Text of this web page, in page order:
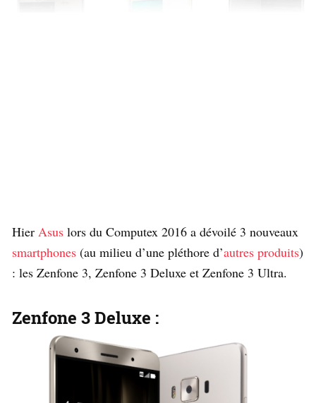
Hier Asus lors du Computex 2016 a dévoilé 3 nouveaux
smartphones (au milieu d’une pléthore d’autres produits)
: les Zenfone 3, Zenfone 3 Deluxe et Zenfone 3 Ultra.
Zenfone 3 Deluxe :